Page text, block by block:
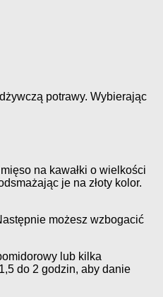
potrawy. Wybierając
na kawałki o wielkości
je na złoty kolor.
możesz wzbogacić
lub kilka
do 2 godzin, aby danie